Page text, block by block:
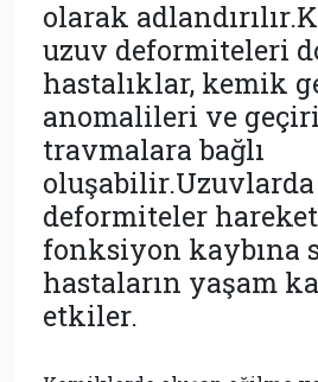
olarak
uzuv deformiteleri
hastalıklar, kemik
anomalileri ve
travmalara bağlı
deformiteler hareket
fonksiyon kaybına
hastaların yaşam
etkiler.